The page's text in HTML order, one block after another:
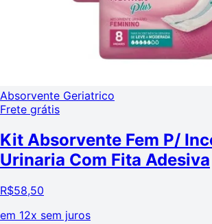
Absorvente Geriatrico
Frete grátis
Kit Absorvente Fem P/
Urinaria Com Fita Adesiva
R$58,50
em 12x sem juros